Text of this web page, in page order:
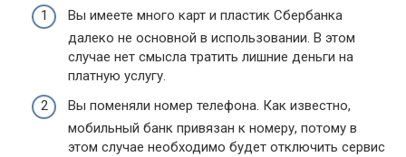
Вы имеете много карт и пластик Сбербанка
далеко не основной в использовании. В этом
случае нет смысла тратить лишние деньги на
платную услугу.
Вы поменяли номер телефона. Как известно,
мобильный банк привязан к номеру, потому в
этом случае необходимо будет отключить сервис